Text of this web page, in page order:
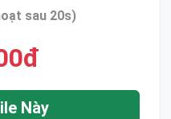
sau 20s)
Này